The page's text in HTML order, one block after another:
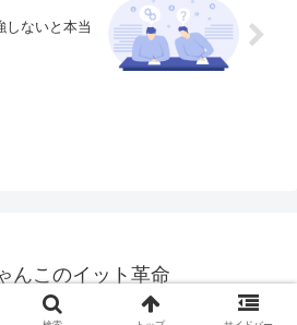
しないと本当
んこのイット革命
にゃんこのイット革命.